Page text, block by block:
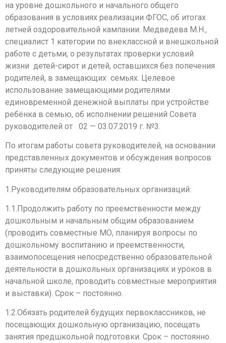
на уровне дошкольного и начального общего
образования в условиях реализации ФГОС, об итогах
летней оздоровительной кампании. Медведева М.Н.,
специалист 1 категории по внеклассной и внешкольной
работе с детьми, о результатах проверки условий
жизни детей-сирот и детей, оставшихся без попечения
родителей, в замещающих семьях. Целевое
использование замещающими родителями
единовременной денежной выплаты при устройстве
ребёнка в семью, об исполнении решений Совета
руководителей от 02 — 03.07.2019 г. №3.
По итогам работы совета руководителей, на основании
представленных документов и обсуждения вопросов
приняты следующие решения:
1.Руководителям образовательных организаций:
1.1.Продолжить работу по преемственности между
дошкольным и начальным общим образованием
(проводить совместные МО, планируя вопросы по
дошкольному воспитанию и преемственности,
взаимопосещения непосредственно образовательной
деятельности в дошкольных организациях и уроков в
начальной школе, проводить совместные мероприятия
и выставки). Срок – постоянно.
1.2.Обязать родителей будущих первоклассников, не
посещающих дошкольную организацию, посещать
занятия предшкольной подготовки. Срок – постоянно.